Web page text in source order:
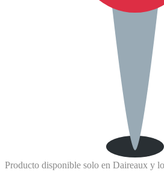
Producto disponible solo en Daireaux y